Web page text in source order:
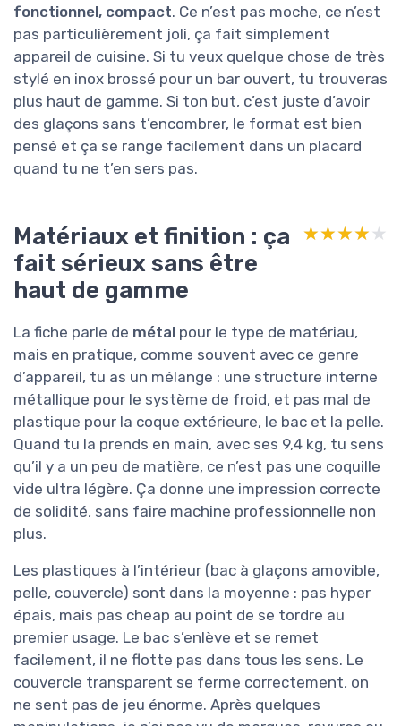
fonctionnel, compact. Ce n’est pas moche, ce n’est
pas particulièrement joli, ça fait simplement
appareil de cuisine. Si tu veux quelque chose de très
stylé en inox brossé pour un bar ouvert, tu trouveras
plus haut de gamme. Si ton but, c’est juste d’avoir
des glaçons sans t’encombrer, le format est bien
pensé et ça se range facilement dans un placard
quand tu ne t’en sers pas.
Matériaux et finition : ça
fait sérieux sans être
haut de gamme
★★★★★
★★★★★
La fiche parle de métal pour le type de matériau,
mais en pratique, comme souvent avec ce genre
d’appareil, tu as un mélange : une structure interne
métallique pour le système de froid, et pas mal de
plastique pour la coque extérieure, le bac et la pelle.
Quand tu la prends en main, avec ses 9,4 kg, tu sens
qu’il y a un peu de matière, ce n’est pas une coquille
vide ultra légère. Ça donne une impression correcte
de solidité, sans faire machine professionnelle non
plus.
Les plastiques à l’intérieur (bac à glaçons amovible,
pelle, couvercle) sont dans la moyenne : pas hyper
épais, mais pas cheap au point de se tordre au
premier usage. Le bac s’enlève et se remet
facilement, il ne flotte pas dans tous les sens. Le
couvercle transparent se ferme correctement, on
ne sent pas de jeu énorme. Après quelques